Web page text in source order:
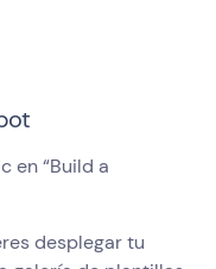
en “Build a
desplegar tu